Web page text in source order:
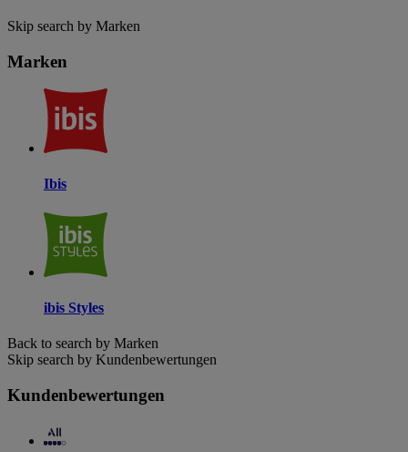
Skip search by Marken
Marken
Ibis
ibis Styles
Back to search by Marken
Skip search by Kundenbewertungen
Kundenbewertungen